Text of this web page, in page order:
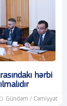
hərbi
Gündəm / Cəmiyyət